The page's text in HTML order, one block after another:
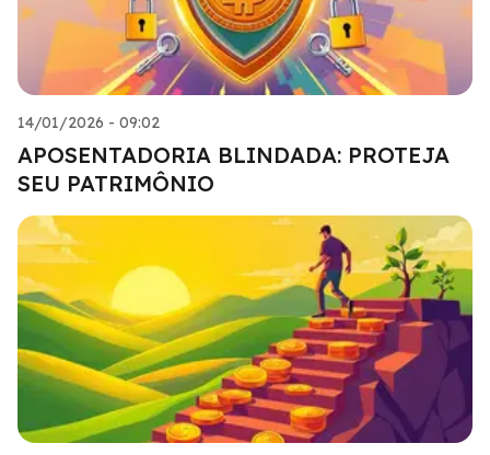
14/01/2026 - 09:02
APOSENTADORIA BLINDADA: PROTEJA
SEU PATRIMÔNIO